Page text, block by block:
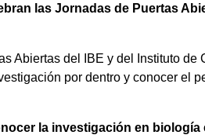
las Jornadas de Puertas
Abiertas del IBE y del Instituto de
por dentro y conocer el
la investigación en biología